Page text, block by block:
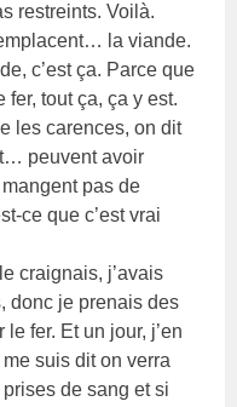
restreints. Voilà.
la viande.
c’est ça. Parce que
tout ça, ça y est.
les carences, on dit
peuvent avoir
pas de
ce que c’est vrai
craignais, j’avais
donc je prenais des
fer. Et un jour, j’en
suis dit on verra
de sang et si